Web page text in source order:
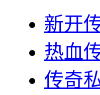
新开
热血
传奇